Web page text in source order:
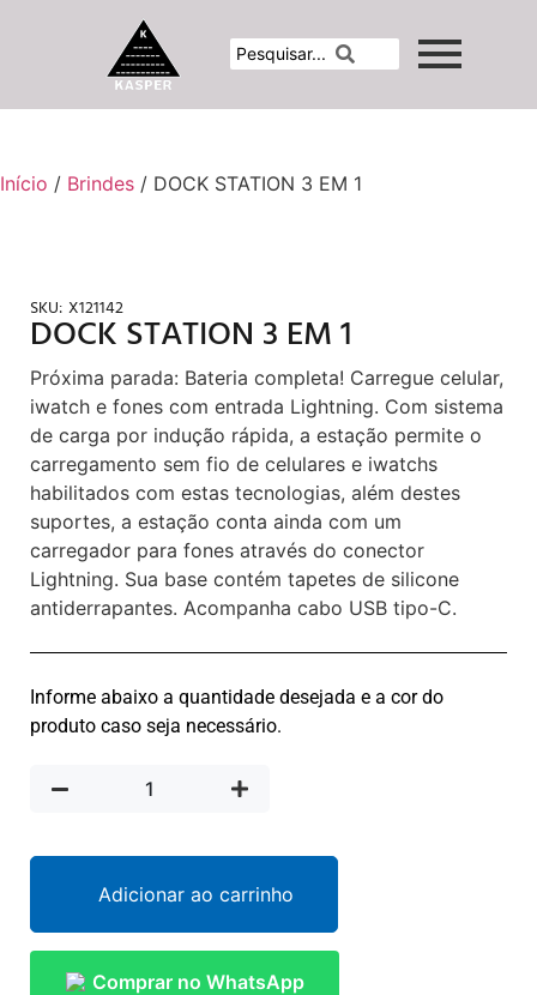
Início / Brindes / DOCK STATION 3 EM 1
SKU: X121142
DOCK STATION 3 EM 1
Próxima parada: Bateria completa! Carregue celular,
iwatch e fones com entrada Lightning. Com sistema
de carga por indução rápida, a estação permite o
carregamento sem fio de celulares e iwatchs
habilitados com estas tecnologias, além destes
suportes, a estação conta ainda com um
carregador para fones através do conector
Lightning. Sua base contém tapetes de silicone
antiderrapantes. Acompanha cabo USB tipo-C.
Informe abaixo a quantidade desejada e a cor do
produto caso seja necessário.
Adicionar ao carrinho
Comprar no WhatsApp